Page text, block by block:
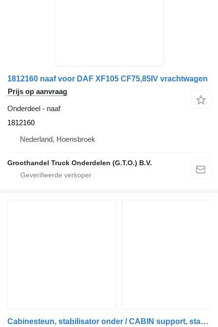
1812160 naaf voor DAF XF105 CF75,85IV vrachtwagen
Prijs op aanvraag
Onderdeel - naaf
1812160
Nederland, Hoensbroek
Groothandel Truck Onderdelen (G.T.O.) B.V.
Cabinesteun, stabilisator onder / CABIN support, stabili DAF voor DAF F95, YTZ95, 95XF 530 XF95, 95XF, XF105 vrachtwagen